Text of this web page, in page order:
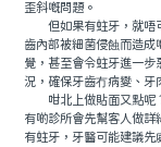
歪斜嘅問題。
但如果有蛀牙，就唔可
齒內部被細菌侵蝕而造
覺，甚至會令蛀牙進一
況，確保牙齒冇病變、牙
咁北上做貼面又點呢？
有啲診所會先幫客人做
有蛀牙，牙醫可能建議